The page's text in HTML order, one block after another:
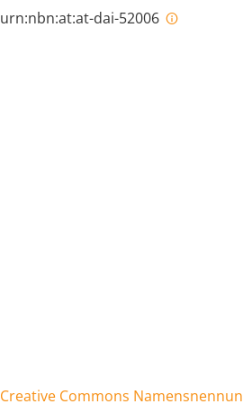
urn:nbn:at:at-dai-52006
Creative Commons